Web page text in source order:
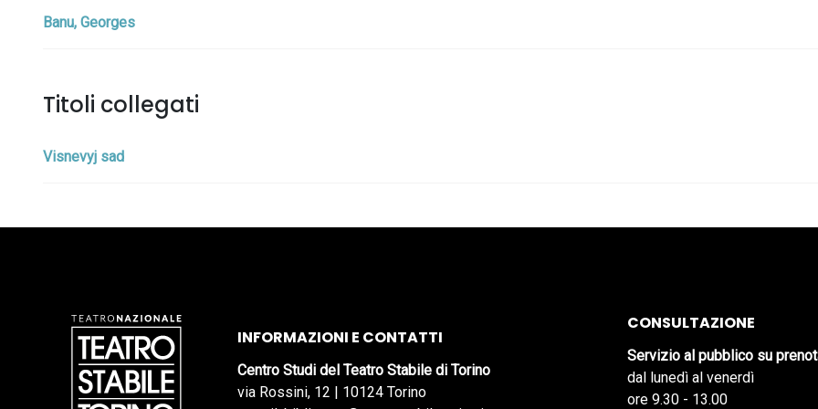
Banu, Georges
Titoli collegati
Visnevyj sad
INFORMAZIONI E CONTATTI
Centro Studi del Teatro Stabile di Torino
via Rossini, 12 | 10124 Torino
CONSULTAZIONE
Servizio al pubblico su
dal lunedì al venerdì
ore 9.30 - 13.00